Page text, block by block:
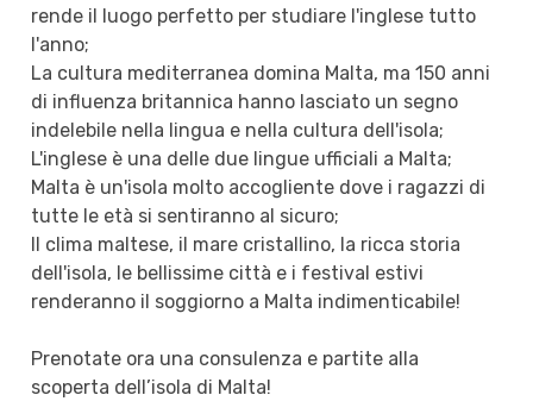
rende il luogo perfetto per studiare l'inglese tutto
l'anno;
La cultura mediterranea domina Malta, ma 150 anni
di influenza britannica hanno lasciato un segno
indelebile nella lingua e nella cultura dell'isola;
L'inglese è una delle due lingue ufficiali a Malta;
Malta è un'isola molto accogliente dove i ragazzi di
tutte le età si sentiranno al sicuro;
Il clima maltese, il mare cristallino, la ricca storia
dell'isola, le bellissime città e i festival estivi
renderanno il soggiorno a Malta indimenticabile!
Prenotate ora una consulenza e partite alla
scoperta dell’isola di Malta!